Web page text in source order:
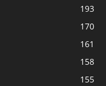
193
170
161
158
155